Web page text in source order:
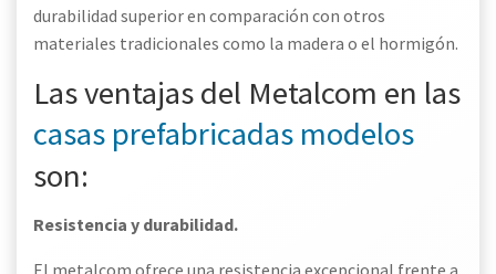
durabilidad superior en comparación con otros
materiales tradicionales como la madera o el hormigón.
Las ventajas del Metalcom en las
casas prefabricadas modelos
son:
Resistencia y durabilidad.
El metalcom ofrece una resistencia excepcional frente a